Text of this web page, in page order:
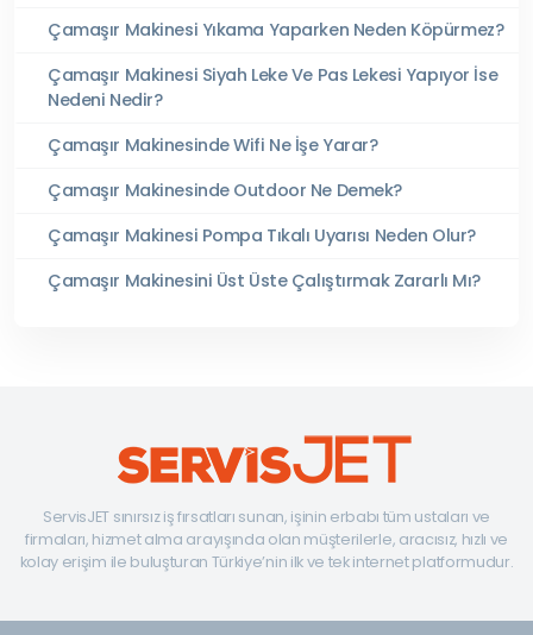
Çamaşır Makinesi Yıkama Yaparken Neden Köpürmez?
Çamaşır Makinesi Siyah Leke Ve Pas Lekesi Yapıyor İse
Nedeni Nedir?
Çamaşır Makinesinde Wifi Ne İşe Yarar?
Çamaşır Makinesinde Outdoor Ne Demek?
Çamaşır Makinesi Pompa Tıkalı Uyarısı Neden Olur?
Çamaşır Makinesini Üst Üste Çalıştırmak Zararlı Mı?
ServisJET sınırsız iş fırsatları sunan, işinin erbabı tüm ustaları ve
firmaları, hizmet alma arayışında olan müşterilerle, aracısız, hızlı ve
kolay erişim ile buluşturan Türkiye’nin ilk ve tek internet platformudur.